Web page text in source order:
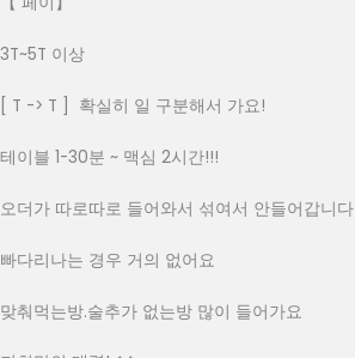
3T~5T 이상
[ T -> T ] 확실히 일 구분해서 가요!
테이블 1-30분 ~ 맥심 2시간!!!
오더가 따로따로 들어와서 섞여서 안들어갑니다
빠다리나는 경우 거의 없어요
맞춰먹는방.술추가 없는방 많이 들어가요